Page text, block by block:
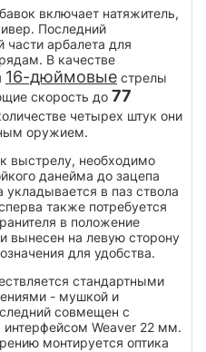
включает натяжитель,
Последний
части арбалета для
В качестве
16-дюймовые стрелы
скорость до 77
четырех штук они
оружием.
выстрелу, необходимо
данейма до зацепа
укладывается в паз ствола
также потребуется
в положение
вынесен на левую сторону
для удобства.
стандартными
- мушкой и
совмещен с
Weaver 22 мм.
монтируется оптика